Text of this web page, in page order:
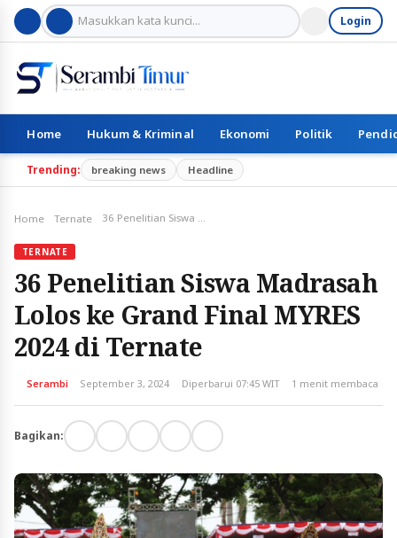
Login
Home Hukum & Kriminal Ekonomi Politik
Trending: breaking news Headline
Home Ternate 36 Penelitian Siswa Madrasah Lolos ke Grand Final MYRES 2024 di Ternate
TERNATE
36 Penelitian Siswa Madrasah
Lolos ke Grand Final MYRES
2024 di Ternate
Serambi September 3, 2024 Diperbarui 07:45 WIT 1 menit membaca
Bagikan: